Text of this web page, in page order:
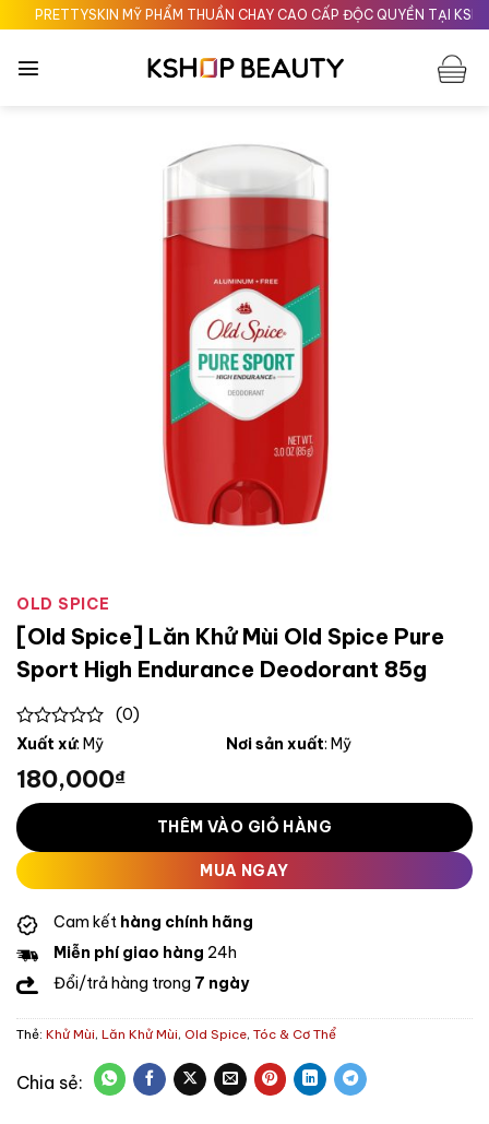
Chuyển
đến
nội
PRETTYSKIN MỸ PHẨM THUẦN CHAY CAO CẤP ĐỘC QUYỀN TẠI
OLD SPICE
[Old Spice] Lăn Khử Mùi Old Spice Pure
Sport High Endurance Deodorant 85g
0
of
5
(0)
Xuất xứ: Mỹ Nơi sản xuất: Mỹ
180,000₫
THÊM VÀO GIỎ HÀNG
MUA NGAY
Cam kết hàng chính hãng
Miễn phí giao hàng 24h
Đổi/trả hàng trong 7 ngày
Thẻ: Khử Mùi, Lăn Khử Mùi, Old Spice, Tóc & Cơ Thể